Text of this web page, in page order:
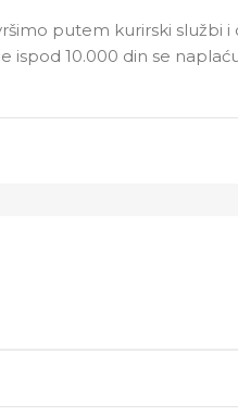
putem kurirski službi i
ispod 10.000 din se